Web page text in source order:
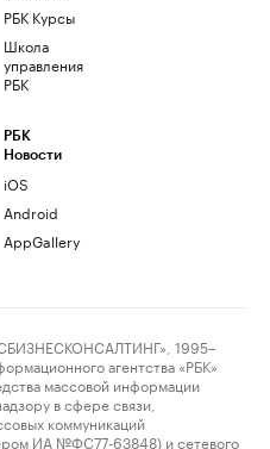
РБК Курсы
Школа
управления
РБК
РБК
Новости
iOS
Android
AppGallery
1995–
агентства «РБК»
массовой информации
в сфере связи,
коммуникаций
ИА №ФС77-63848) и сетевого